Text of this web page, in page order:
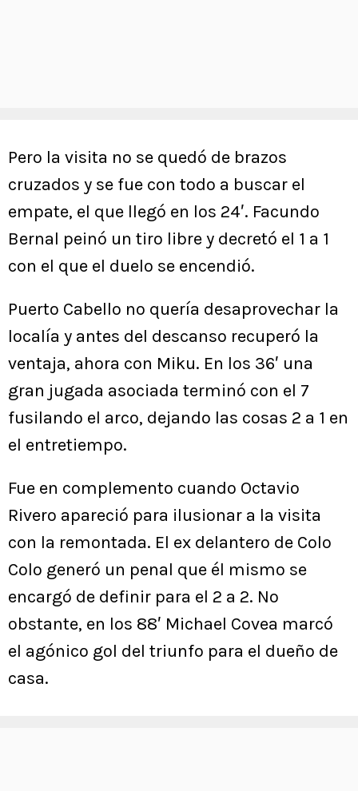
Pero la visita no se quedó de brazos
cruzados y se fue con todo a buscar el
empate, el que llegó en los 24′. Facundo
Bernal peinó un tiro libre y decretó el 1 a 1
con el que el duelo se encendió.
Puerto Cabello no quería desaprovechar la
localía y antes del descanso recuperó la
ventaja, ahora con Miku. En los 36′ una
gran jugada asociada terminó con el 7
fusilando el arco, dejando las cosas 2 a 1 en
el entretiempo.
Fue en complemento cuando Octavio
Rivero apareció para ilusionar a la visita
con la remontada. El ex delantero de Colo
Colo generó un penal que él mismo se
encargó de definir para el 2 a 2. No
obstante, en los 88′ Michael Covea marcó
el agónico gol del triunfo para el dueño de
casa.